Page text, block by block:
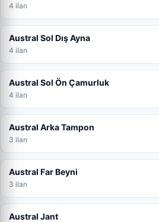
4 ilan
Austral Sol Dış Ayna
4 ilan
Austral Sol Ön Çamurluk
4 ilan
Austral Arka Tampon
3 ilan
Austral Far Beyni
3 ilan
Austral Jant